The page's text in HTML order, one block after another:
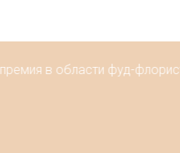
в области фуд-